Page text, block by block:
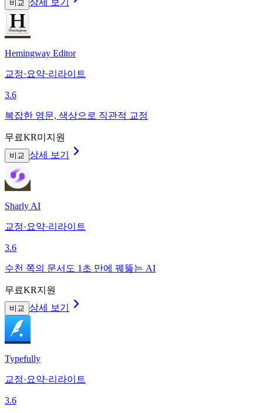
비교
Hemingway Editor
교정·요약·리라이트
3.6
복잡한 영문, 색상으로 직관적 교정
무료KR미지원
비교 상세 보기
Sharly AI
교정·요약·리라이트
3.6
수천 쪽의 문서도 1초 만에 꿰뚫는 AI
무료KR지원
비교 상세 보기
Typefully
교정·요약·리라이트
3.6